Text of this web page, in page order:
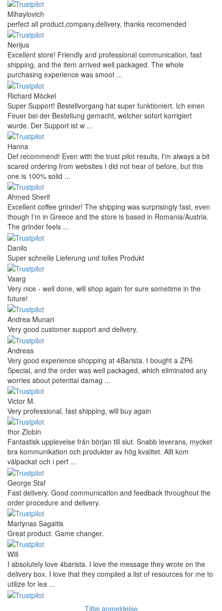
Mihaylovich
perfect all product,company,delivery, thanks recomended
Nerijus
Excellent store! Friendly and professional communication, fast
shipping, and the item arrived well packaged. The whole
purchasing experience was smoot ...
Richard Möckel
Super Support! Bestellvorgang hat super funktioniert. Ich einen
Feuer bei der Bestellung gemacht, welcher sofort korrigiert
wurde. Der Support ist w ...
Hanna
Def recommend! Even with the trust pilot results, I'm always a bit
scared ordering from websites I did not hear of before, but this
one is 100% solid ...
Ahmed Sherif
Excellent coffee grinder! The shipping was surprisingly fast, even
though I’m in Greece and the store is based in Romania/Austria.
The grinder feels ...
Danilo
Super schnelle Lieferung und tolles Produkt
Vaarg
Very nice - well done, will shop again for sure sometime in the
future!
Andrea Munari
Very good customer support and delivery.
Andreas
Very good experience shopping at 4Barista. I bought a ZP6
Special, and the order was well packaged, which eliminated any
worries about potential damag ...
Victor M.
Very professional, fast shipping, will buy again
Ihor Zlobin
Fantastisk upplevelse från början till slut. Snabb leverans, mycket
bra kommunikation och produkter av hög kvalitet. Allt kom
välpackat och i perf ...
George Staf
Fast delivery. Good communication and feedback throughout the
order procedure and delivery.
Martynas Sagaitis
Great product. Game changer.
Will
I absolutely love 4barista. I love the message they wrote on the
delivery box. I love that they compiled a list of resources for me to
utilize for lea ...
Tilføj anmeldelse